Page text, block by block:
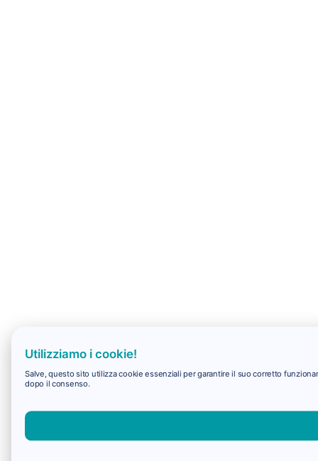
Utilizziamo i cookie!
Salve, questo sito utilizza cookie essenziali per garantire il suo corretto
dopo il consenso.